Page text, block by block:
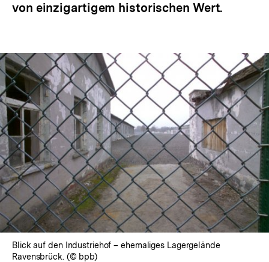
von einzigartigem historischen Wert.
Blick auf den Industriehof – ehemaliges Lagergelände
Ravensbrück. (© bpb)